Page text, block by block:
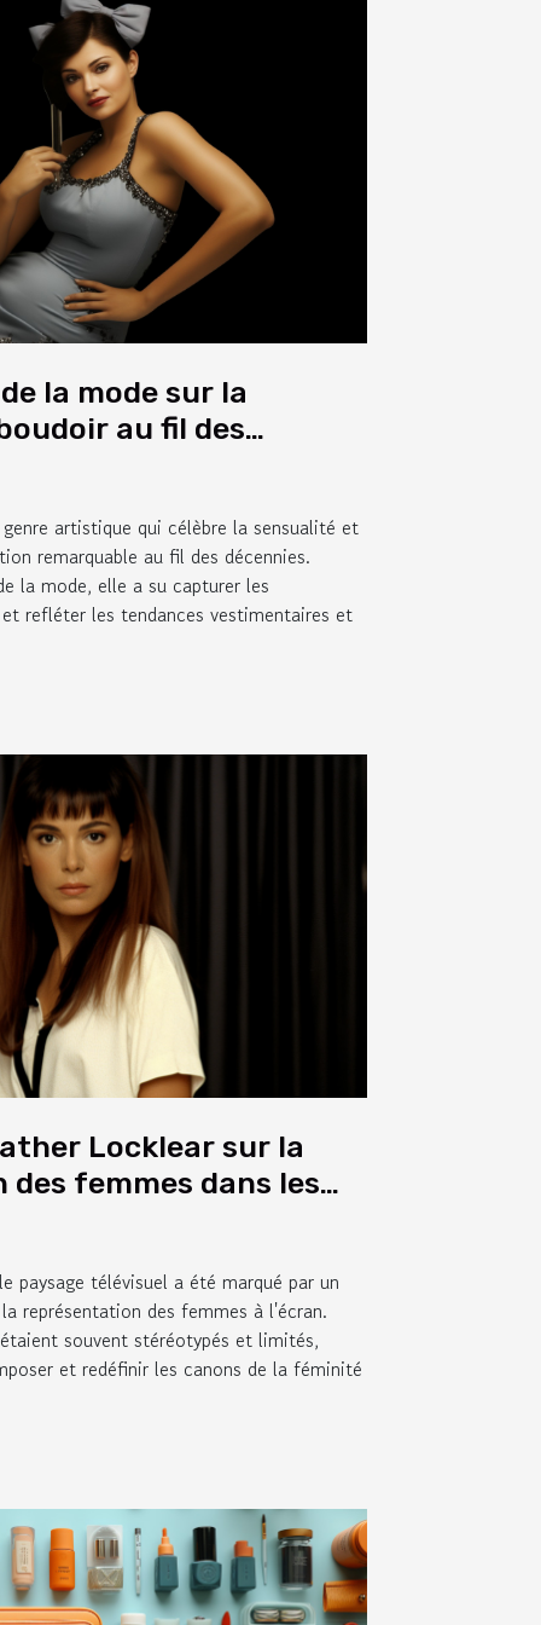
la mode sur la
au fil des
artistique qui célèbre la sensualité et
remarquable au fil des décennies.
la mode, elle a su capturer les
refléter les tendances vestimentaires et
Locklear sur la
femmes dans les
des années 90
paysage télévisuel a été marqué par un
représentation des femmes à l'écran.
souvent stéréotypés et limités,
et redéfinir les canons de la féminité